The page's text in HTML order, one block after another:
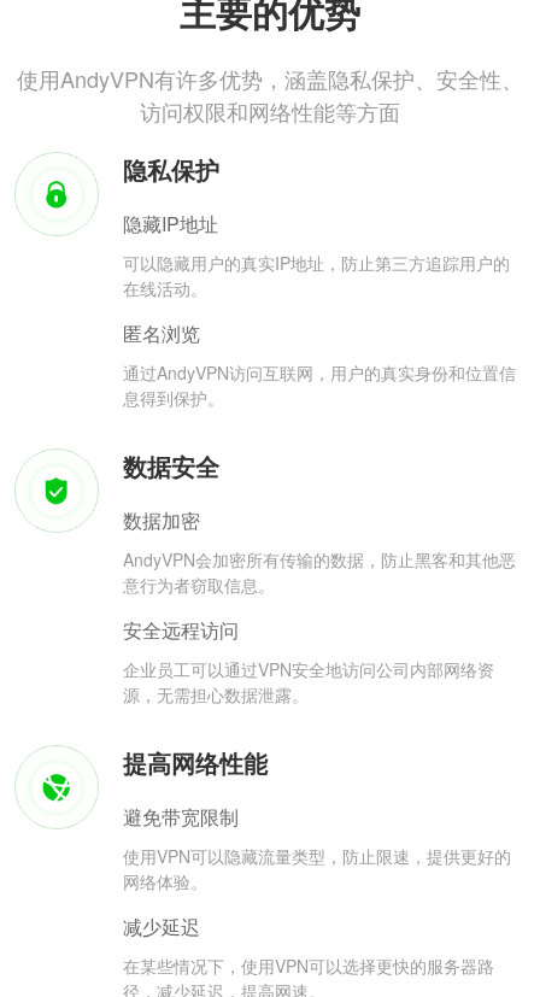
主要的优势
使用AndyVPN有许多优势，涵盖隐私保护、安全性、
访问权限和网络性能等方面
隐私保护
隐藏IP地址
可以隐藏用户的真实IP地址，防止第三方追踪用户的
在线活动。
匿名浏览
通过AndyVPN访问互联网，用户的真实身份和位置信
息得到保护。
数据安全
数据加密
AndyVPN会加密所有传输的数据，防止黑客和其他恶
意行为者窃取信息。
安全远程访问
企业员工可以通过VPN安全地访问公司内部网络资
源，无需担心数据泄露。
提高网络性能
避免带宽限制
使用VPN可以隐藏流量类型，防止限速，提供更好的
网络体验。
减少延迟
在某些情况下，使用VPN可以选择更快的服务器路
径，减少延迟，提高网速。